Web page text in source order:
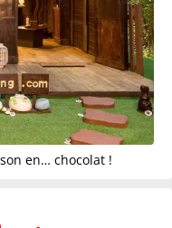
en… chocolat !